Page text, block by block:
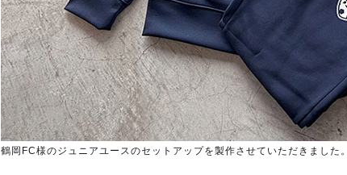
鶴岡 FC様のジュニアユースのセットアップを製作させていただきました。